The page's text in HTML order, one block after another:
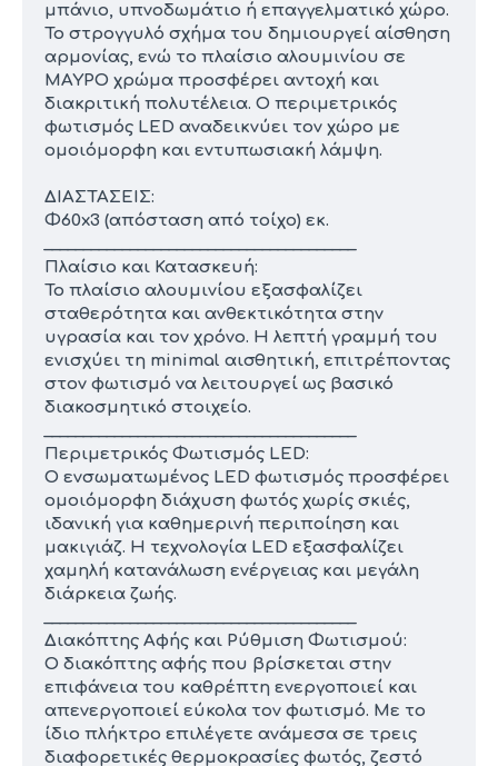
μπάνιο, υπνοδωμάτιο ή επαγγελματικό χώρο.
Το στρογγυλό σχήμα του δημιουργεί αίσθηση
αρμονίας, ενώ το πλαίσιο αλουμινίου σε
ΜΑΥΡΟ χρώμα προσφέρει αντοχή και
διακριτική πολυτέλεια. Ο περιμετρικός
φωτισμός LED αναδεικνύει τον χώρο με
ομοιόμορφη και εντυπωσιακή λάμψη.
ΔΙΑΣΤΑΣΕΙΣ:
Φ60x3 (απόσταση από τοίχο) εκ.
Πλαίσιο και Κατασκευή:
Το πλαίσιο αλουμινίου εξασφαλίζει
σταθερότητα και ανθεκτικότητα στην
υγρασία και τον χρόνο. Η λεπτή γραμμή του
ενισχύει τη minimal αισθητική, επιτρέποντας
στον φωτισμό να λειτουργεί ως βασικό
διακοσμητικό στοιχείο.
Περιμετρικός Φωτισμός LED:
Ο ενσωματωμένος LED φωτισμός προσφέρει
ομοιόμορφη διάχυση φωτός χωρίς σκιές,
ιδανική για καθημερινή περιποίηση και
μακιγιάζ. Η τεχνολογία LED εξασφαλίζει
χαμηλή κατανάλωση ενέργειας και μεγάλη
διάρκεια ζωής.
Διακόπτης Αφής και Ρύθμιση Φωτισμού:
Ο διακόπτης αφής που βρίσκεται στην
επιφάνεια του καθρέπτη ενεργοποιεί και
απενεργοποιεί εύκολα τον φωτισμό. Με το
ίδιο πλήκτρο επιλέγετε ανάμεσα σε τρεις
διαφορετικές θερμοκρασίες φωτός, ζεστό